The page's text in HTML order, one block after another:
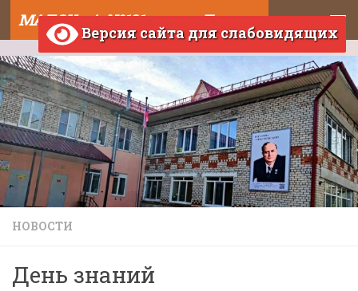
Skip to content МАДОУ д/с №121 города Тюмени
Версия сайта для слабовидящих
НОВОСТИ
День знаний